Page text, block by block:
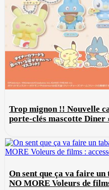
Trop mignon !! Nouvelle
porte-clés mascotte Diner
On sent que ça va faire
NO MORE Voleurs de